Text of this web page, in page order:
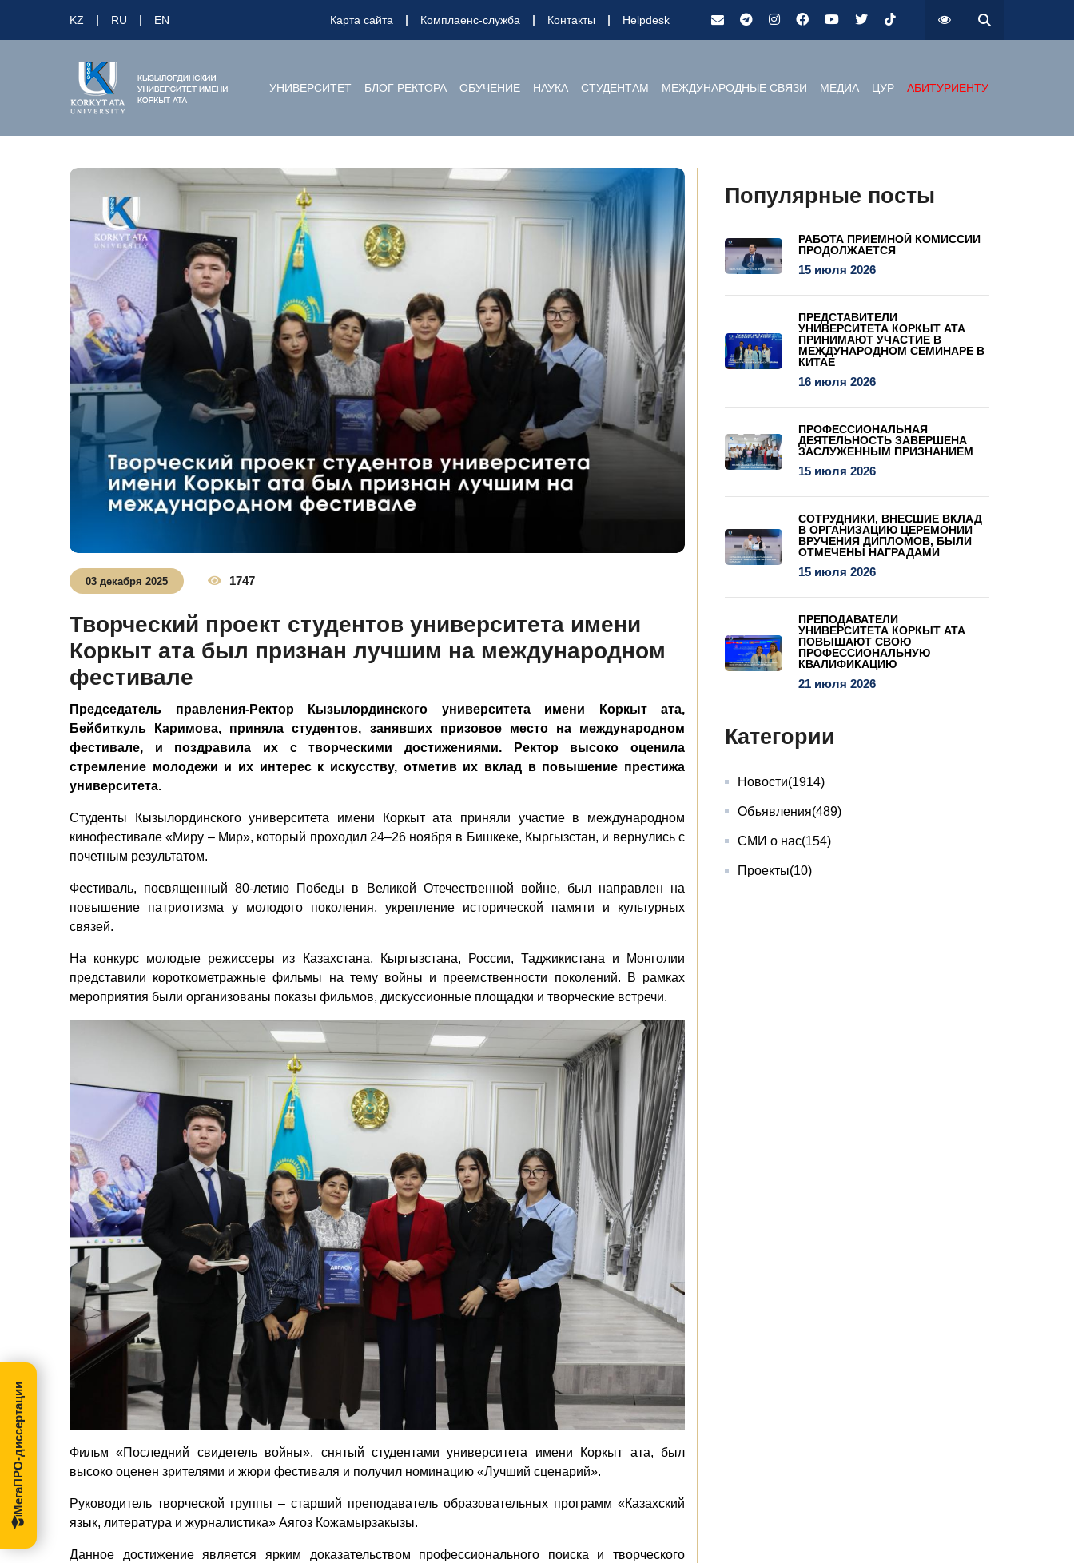
KZ RU EN Карта сайта Комплаенс-служба Контакты Helpdesk
УНИВЕРСИТЕТ БЛОГ РЕКТОРА ОБУЧЕНИЕ НАУКА СТУДЕНТАМ МЕЖДУНАРОДНЫЕ СВЯЗИ МЕДИА ЦУР АБИТУРИЕНТУ
03 декабря 2025 1747
Творческий проект студентов университета имени
Коркыт ата был признан лучшим на международном
фестивале
Председатель правления-Ректор Кызылординского университета имени Коркыт ата,
Бейбиткуль Каримова, приняла студентов, занявших призовое место на международном
фестивале, и поздравила их с творческими достижениями. Ректор высоко оценила
стремление молодежи и их интерес к искусству, отметив их вклад в повышение престижа
университета.
Студенты Кызылординского университета имени Коркыт ата приняли участие в международном
кинофестивале «Миру – Мир», который проходил 24–26 ноября в Бишкеке, Кыргызстан, и вернулись с
почетным результатом.
Фестиваль, посвященный 80-летию Победы в Великой Отечественной войне, был направлен на
повышение патриотизма у молодого поколения, укрепление исторической памяти и культурных
связей.
На конкурс молодые режиссеры из Казахстана, Кыргызстана, России, Таджикистана и Монголии
представили короткометражные фильмы на тему войны и преемственности поколений. В рамках
мероприятия были организованы показы фильмов, дискуссионные площадки и творческие встречи.
Фильм «Последний свидетель войны», снятый студентами университета имени Коркыт ата, был
высоко оценен зрителями и жюри фестиваля и получил номинацию «Лучший сценарий».
Руководитель творческой группы – старший преподаватель образовательных программ «Казахский
язык, литература и журналистика» Аягоз Кожамырзакызы.
Данное достижение является ярким доказательством профессионального поиска и творческого
Популярные посты
РАБОТА ПРИЕМНОЙ КОМИССИИ
ПРОДОЛЖАЕТСЯ
15 июля 2026
ПРЕДСТАВИТЕЛИ
УНИВЕРСИТЕТА КОРКЫТ АТА
ПРИНИМАЮТ УЧАСТИЕ В
МЕЖДУНАРОДНОМ СЕМИНАРЕ В
КИТАЕ
16 июля 2026
ПРОФЕССИОНАЛЬНАЯ
ДЕЯТЕЛЬНОСТЬ ЗАВЕРШЕНА
ЗАСЛУЖЕННЫМ ПРИЗНАНИЕМ
15 июля 2026
СОТРУДНИКИ, ВНЕСШИЕ ВКЛАД
В ОРГАНИЗАЦИЮ ЦЕРЕМОНИИ
ВРУЧЕНИЯ ДИПЛОМОВ, БЫЛИ
ОТМЕЧЕНЫ НАГРАДАМИ
15 июля 2026
ПРЕПОДАВАТЕЛИ
УНИВЕРСИТЕТА КОРКЫТ АТА
ПОВЫШАЮТ СВОЮ
ПРОФЕССИОНАЛЬНУЮ
КВАЛИФИКАЦИЮ
21 июля 2026
Категории
Новости(1914)
Объявления(489)
СМИ о нас(154)
Проекты(10)
МегаПРО-диссертации